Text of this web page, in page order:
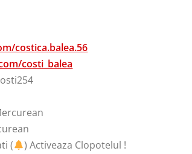
costica.balea.56
costi_balea
(
) Activeaza Clopotelul !